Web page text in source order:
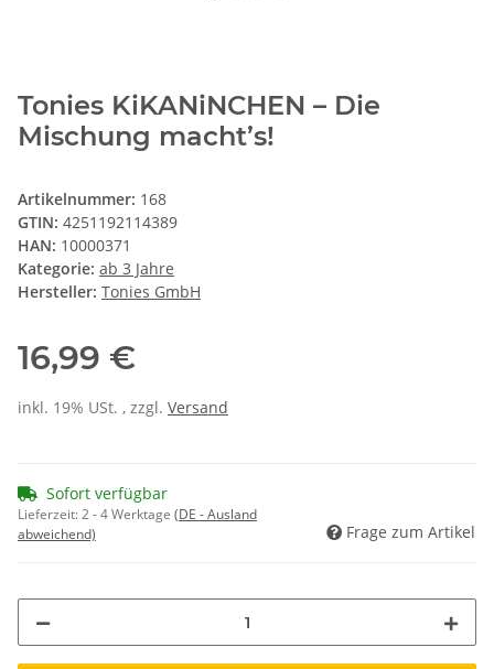
Tonies KiKANiNCHEN – Die
Mischung macht’s!
Artikelnummer: 168
GTIN: 4251192114389
HAN: 10000371
Kategorie: ab 3 Jahre
Hersteller: Tonies GmbH
16,99 €
inkl. 19% USt. , zzgl. Versand
Sofort verfügbar
Lieferzeit:2 - 4 Werktage (DE - Ausland
abweichend)
Frage zum Artikel